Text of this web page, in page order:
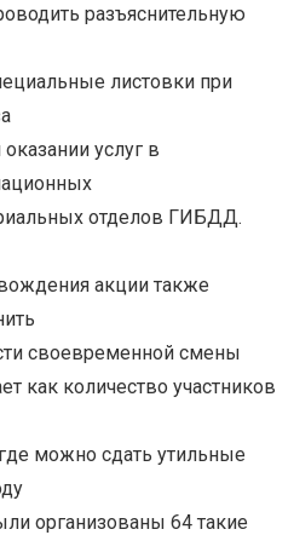
разъяснительную
листовки при
услуг в
отделов ГИБДД.
акции также
своевременной смены
как количество участников
можно сдать утильные
организованы 64 такие